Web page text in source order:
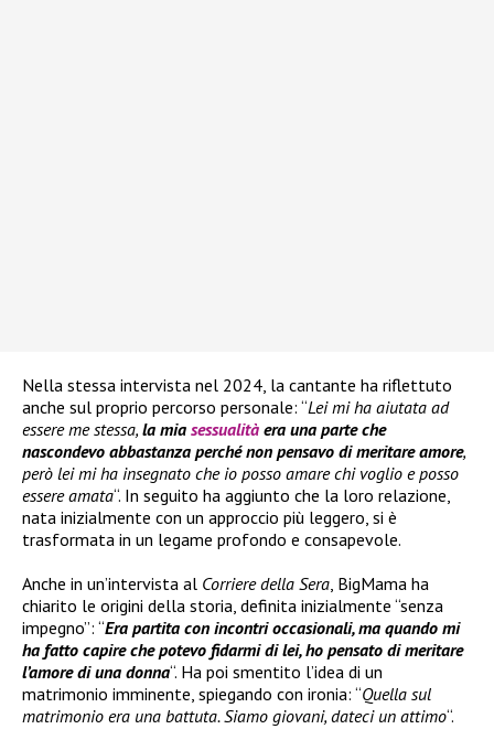
Nella stessa intervista nel 2024, la cantante ha riflettuto
anche sul proprio percorso personale: “Lei mi ha aiutata ad
essere me stessa, la mia sessualità era una parte che
nascondevo abbastanza perché non pensavo di meritare amore,
però lei mi ha insegnato che io posso amare chi voglio e posso
essere amata“. In seguito ha aggiunto che la loro relazione,
nata inizialmente con un approccio più leggero, si è
trasformata in un legame profondo e consapevole.
Anche in un’intervista al Corriere della Sera, BigMama ha
chiarito le origini della storia, definita inizialmente “senza
impegno”: “Era partita con incontri occasionali, ma quando mi
ha fatto capire che potevo fidarmi di lei, ho pensato di meritare
l’amore di una donna“. Ha poi smentito l’idea di un
matrimonio imminente, spiegando con ironia: “Quella sul
matrimonio era una battuta. Siamo giovani, dateci un attimo“.